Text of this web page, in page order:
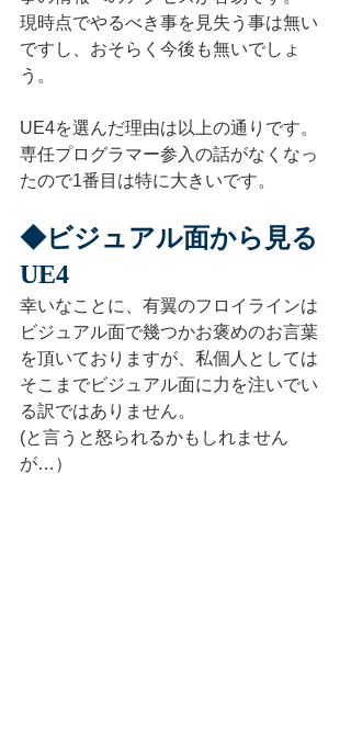
現時点でやるべき事を見失う事は無い
ですし、おそらく今後も無いでしょ
う。
UE4を選んだ理由は以上の通りです。
専任プログラマー参入の話がなくなっ
たので1番目は特に大きいです。
◆ビジュアル面から見る
UE4
幸いなことに、有翼のフロイラインは
ビジュアル面で幾つかお褒めのお言葉
を頂いておりますが、私個人としては
そこまでビジュアル面に力を注いでい
る訳ではありません。
(と言うと怒られるかもしれません
が…）